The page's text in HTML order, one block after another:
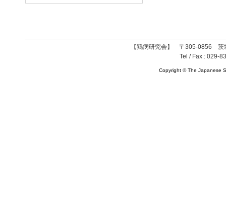
【鶏病研究会】 〒305-0856 茨
Tel / Fax : 029-
Copyright © The Japanese